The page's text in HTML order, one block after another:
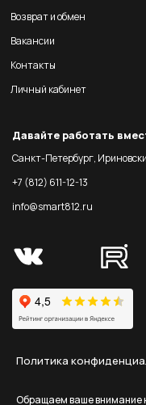
Возврат и обмен
Вакансии
Контакты
Личный кабинет
Давайте работать
Санкт-Петербург,
+7 (812) 611-12-13
info@smart812.ru
Политика
Обращаем ваше внимание